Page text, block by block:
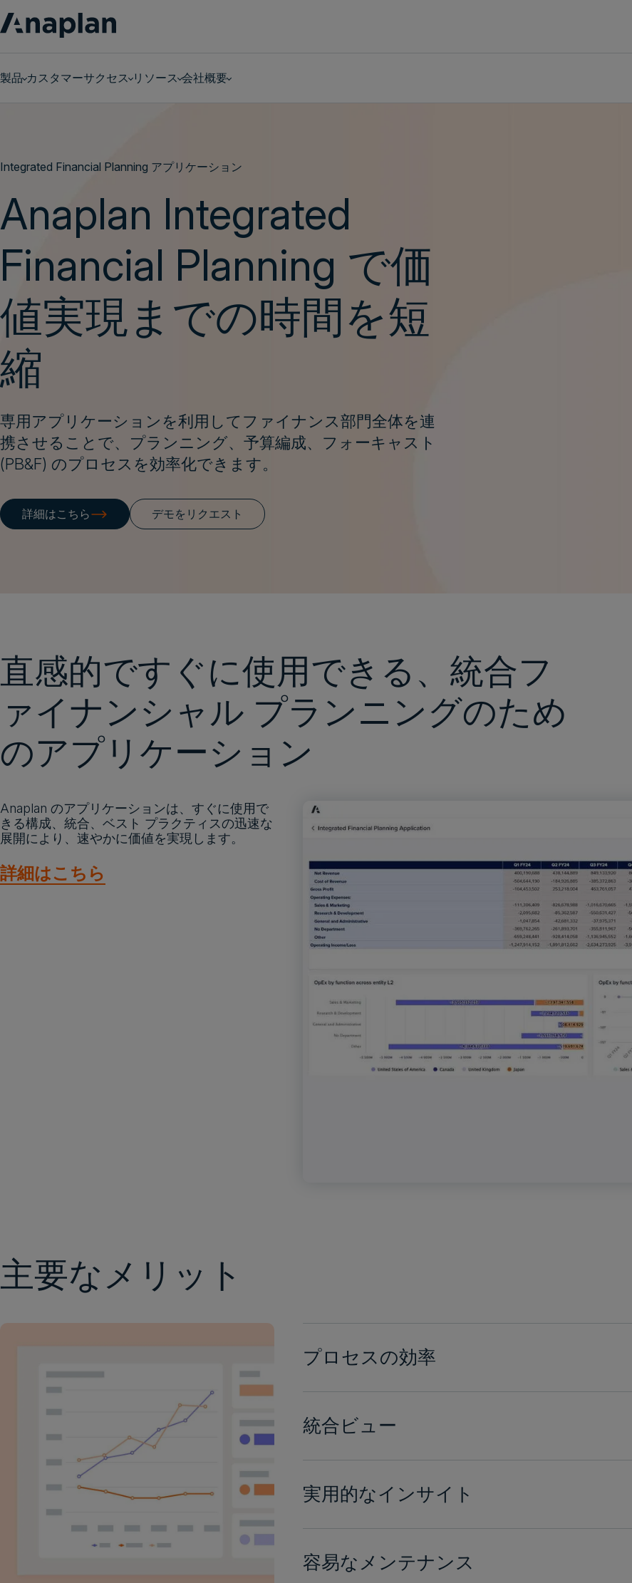
製品 カスタマーサクセス リソース 会社概要
Integrated Financial Planning アプリケーション
Anaplan Integrated
Financial Planning で価
値実現までの時間を短
縮
専用アプリケーションを利用してファイナンス部門全体を連
携させることで、プランニング、予算編成、フォーキャスト
(PB&F) のプロセスを効率化できます。
詳細はこちら デモをリクエスト
直感的ですぐに使用できる、統合フ
ァイナンシャル プランニングのため
のアプリケーション
Anaplan のアプリケーションは、すぐに使用で
きる構成、統合、ベスト プラクティスの迅速な
展開により、速やかに価値を実現します。
詳細はこちら
主要なメリット
プロセスの効率
統合ビュー
実用的なインサイト
容易なメンテナンス